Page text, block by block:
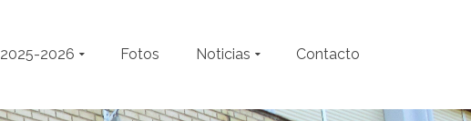
2026 Fotos Noticias Contacto